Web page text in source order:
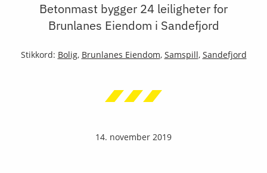
Betonmast bygger 24 leiligheter for
Brunlanes Eiendom i Sandefjord
Stikkord: Bolig, Brunlanes Eiendom, Samspill, Sandefjord
14. november 2019